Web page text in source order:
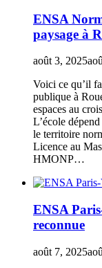
ENSA
paysage à
août 3, 2025
Voici ce qu’il
publique à
espaces au
L’école
le territoire
Licence au
HMONP…
ENSA
reconnue
août 7, 2025